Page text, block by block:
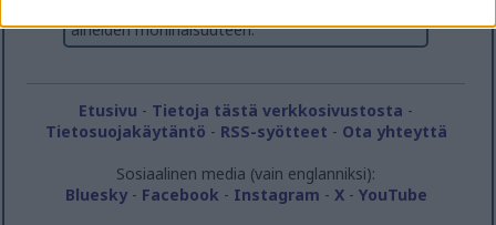
I want to allow Google to enable storage
user protection.
aiheiden moninaisuuteen.
Etusivu - Tietoja tästä verkkosivustosta -
Tietosuojakäytäntö - RSS-syötteet - Ota yhteyttä
Sosiaalinen media (vain englanniksi):
Bluesky- Facebook - Instagram - X- YouTube